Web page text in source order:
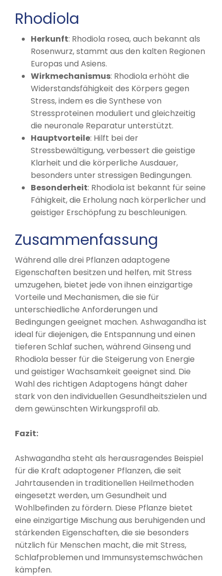
Rhodiola
Herkunft: Rhodiola rosea, auch bekannt als
Rosenwurz, stammt aus den kalten Regionen
Europas und Asiens.
Wirkmechanismus: Rhodiola erhöht die
Widerstandsfähigkeit des Körpers gegen
Stress, indem es die Synthese von
Stressproteinen moduliert und gleichzeitig
die neuronale Reparatur unterstützt.
Hauptvorteile: Hilft bei der
Stressbewältigung, verbessert die geistige
Klarheit und die körperliche Ausdauer,
besonders unter stressigen Bedingungen.
Besonderheit: Rhodiola ist bekannt für seine
Fähigkeit, die Erholung nach körperlicher und
geistiger Erschöpfung zu beschleunigen.
Zusammenfassung
Während alle drei Pflanzen adaptogene
Eigenschaften besitzen und helfen, mit Stress
umzugehen, bietet jede von ihnen einzigartige
Vorteile und Mechanismen, die sie für
unterschiedliche Anforderungen und
Bedingungen geeignet machen. Ashwagandha ist
ideal für diejenigen, die Entspannung und einen
tieferen Schlaf suchen, während Ginseng und
Rhodiola besser für die Steigerung von Energie
und geistiger Wachsamkeit geeignet sind. Die
Wahl des richtigen Adaptogens hängt daher
stark von den individuellen Gesundheitszielen und
dem gewünschten Wirkungsprofil ab.
Fazit:
Ashwagandha steht als herausragendes Beispiel
für die Kraft adaptogener Pflanzen, die seit
Jahrtausenden in traditionellen Heilmethoden
eingesetzt werden, um Gesundheit und
Wohlbefinden zu fördern. Diese Pflanze bietet
eine einzigartige Mischung aus beruhigenden und
stärkenden Eigenschaften, die sie besonders
nützlich für Menschen macht, die mit Stress,
Schlafproblemen und Immunsystemschwächen
kämpfen.